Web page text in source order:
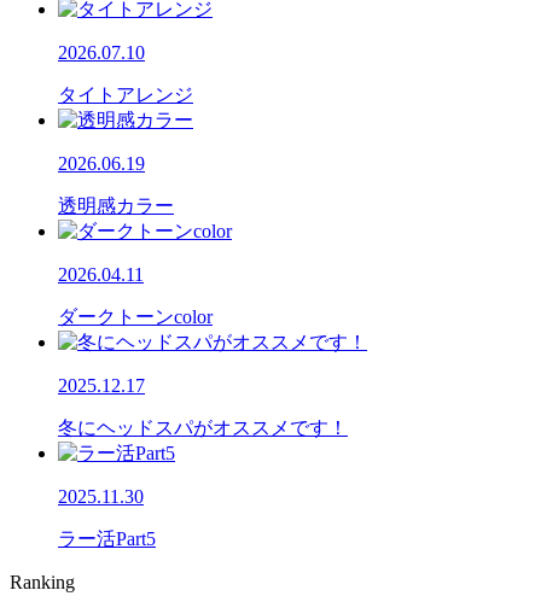
2026.07.10
タイトアレンジ
2026.06.19
透明感カラー
2026.04.11
ダークトーンcolor
2025.12.17
冬にヘッドスパがオススメです！
2025.11.30
ラー活Part5
Ranking